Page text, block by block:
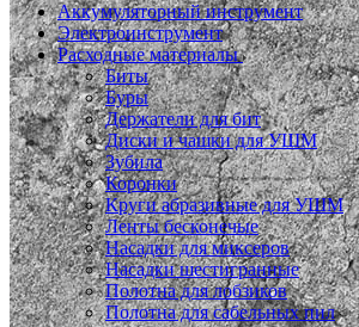
Аккумуляторный инструмент
Электроинструмент
Расходные материалы
Биты
Буры
Держатели для бит
Диски и чашки для УШМ
Зубила
Коронки
Круги абразивные для УШМ
Ленты бесконечые
Насадки для миксеров
Насадки шестигранные
Полотна для лобзиков
Полотна для сабельных пил